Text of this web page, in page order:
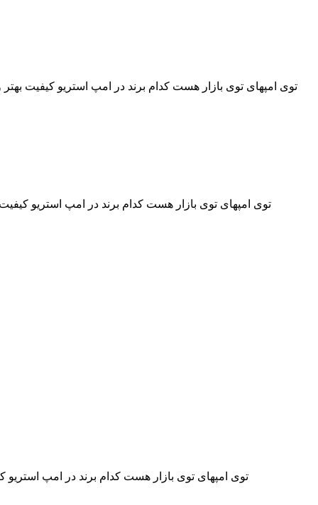
توی امپهای توی بازار هست کدام برند در امپ استریو کیفیت بهتر
توی امپهای توی بازار هست کدام برند در امپ استریو
توی امپهای توی بازار هست کدام برند در امپ